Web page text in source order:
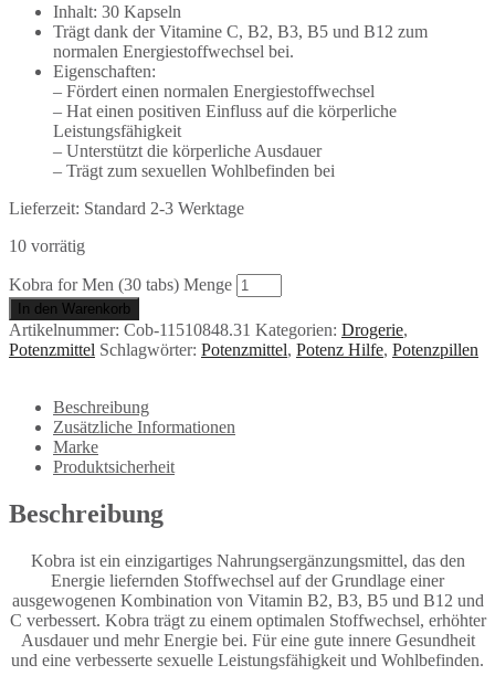
Inhalt: 30 Kapseln
Trägt dank der Vitamine C, B2, B3, B5 und B12 zum
normalen Energiestoffwechsel bei.
Eigenschaften:
– Fördert einen normalen Energiestoffwechsel
– Hat einen positiven Einfluss auf die körperliche
Leistungsfähigkeit
– Unterstützt die körperliche Ausdauer
– Trägt zum sexuellen Wohlbefinden bei
Lieferzeit: Standard 2-3 Werktage
10 vorrätig
Kobra for Men (30 tabs) Menge
In den Warenkorb
Artikelnummer: Cob-11510848.31 Kategorien: Drogerie,
Potenzmittel Schlagwörter: Potenzmittel, Potenz Hilfe, Potenzpillen
Beschreibung
Zusätzliche Informationen
Marke
Produktsicherheit
Beschreibung
Kobra ist ein einzigartiges Nahrungsergänzungsmittel, das den
Energie liefernden Stoffwechsel auf der Grundlage einer
ausgewogenen Kombination von Vitamin B2, B3, B5 und B12 und
C verbessert. Kobra trägt zu einem optimalen Stoffwechsel, erhöhter
Ausdauer und mehr Energie bei. Für eine gute innere Gesundheit
und eine verbesserte sexuelle Leistungsfähigkeit und Wohlbefinden.